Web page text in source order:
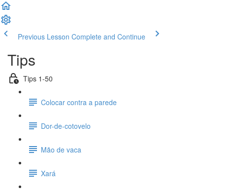
Previous Lesson Complete and Continue
Tips
Tips 1-50
Colocar contra a parede
Dor-de-cotovelo
Mão de vaca
Xará